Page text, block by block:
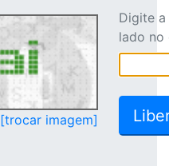
[trocar imagem]
Digite
lado no